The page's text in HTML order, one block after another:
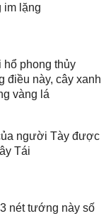
im lặng
phong thủy
điều này, cây xanh
vàng lá
người Tày được
Tái
nét tướng này số